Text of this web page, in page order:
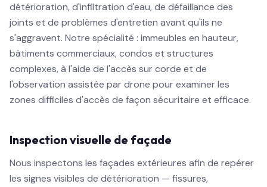
détérioration, d'infiltration d'eau, de défaillance des
joints et de problèmes d'entretien avant qu'ils ne
s'aggravent. Notre spécialité : immeubles en hauteur,
bâtiments commerciaux, condos et structures
complexes, à l'aide de l'accès sur corde et de
l'observation assistée par drone pour examiner les
zones difficiles d'accès de façon sécuritaire et efficace.
Inspection visuelle de façade
Nous inspectons les façades extérieures afin de repérer
les signes visibles de détérioration — fissures,